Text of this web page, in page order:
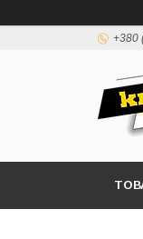
+380